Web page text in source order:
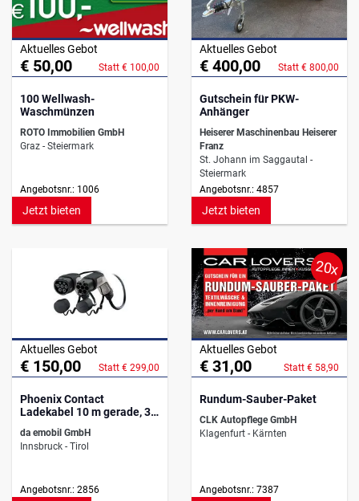
Aktuelles Gebot
€ 50,00 Statt € 100,00
100 Wellwash-
Waschmünzen
ROTO Immobilien GmbH
Graz - Steiermark
Angebotsnr.: 1006
Jetzt bieten
Aktuelles Gebot
€ 400,00 Statt € 800,00
Gutschein für PKW-
Anhänger
Heiserer Maschinenbau Heiserer
Franz
St. Johann im Saggautal -
Steiermark
Angebotsnr.: 4857
Jetzt bieten
Aktuelles Gebot
€ 150,00 Statt € 299,00
Phoenix Contact
Ladekabel 10 m gerade, 32
da emobil GmbH
Innsbruck - Tirol
Angebotsnr.: 2856
20x
Aktuelles Gebot
€ 31,00 Statt € 58,90
Rundum-Sauber-Paket
CLK Autopflege GmbH
Klagenfurt - Kärnten
Angebotsnr.: 7387